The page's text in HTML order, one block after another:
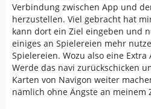
Verbindung zwischen App und
herzustellen. Viel gebracht hat
kann dort ein Ziel eingeben und
einiges an Spielereien mehr
Spielereien. Wozu also eine Extra
Werde das navi zurückschicken
Karten von Navigon weiter
nämlich ohne Ängste an meinem